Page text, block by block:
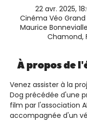
22 avr. 2025,
Cinéma Véo Grand
Maurice
Chamond,
À propos de
Venez assister à la
Dog précédée d'une
film par l'association
accompagnée d'un